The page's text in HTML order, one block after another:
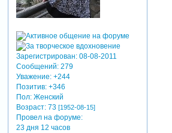
Зарегистрирован: 08-08-2011
Сообщений:279
Уважение: +244
Позитив: +346
Пол:Женский
Возраст:73 [1952-08-15]
Провел на форуме:
23 дня 12 часов